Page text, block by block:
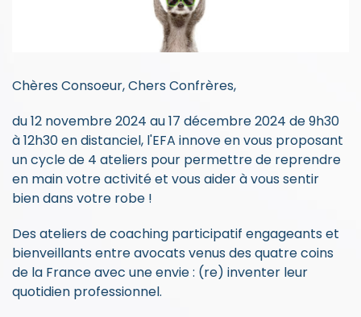
Chères Consoeur, Chers Confrères,
du 12 novembre 2024 au 17 décembre 2024 de 9h30
à 12h30 en distanciel, l'EFA innove en vous proposant
un cycle de 4 ateliers pour permettre de reprendre
en main votre activité et vous aider à vous sentir
bien dans votre robe !
Des ateliers de coaching participatif engageants et
bienveillants entre avocats venus des quatre coins
de la France avec une envie : (re) inventer leur
quotidien professionnel.